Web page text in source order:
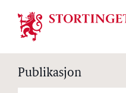
Publikasjon